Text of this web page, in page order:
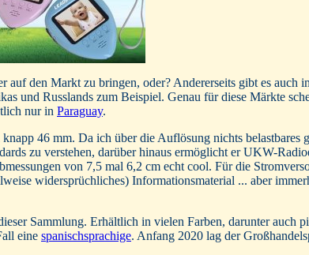
den Markt zu bringen, oder? Andererseits gibt es auch
und Russlands zum Beispiel. Genau für diese Märkte
nur in Paraguay.
46 mm. Da ich über die Auflösung nichts belastbares
zu verstehen, darüber hinaus ermöglicht er UKW-
von 7,5 mal 6,2 cm echt cool. Für die
widersprüchliches) Informationsmaterial ... aber
Sammlung. Erhältlich in vielen Farben, darunter auch
eine spanischsprachige. Anfang 2020 lag der